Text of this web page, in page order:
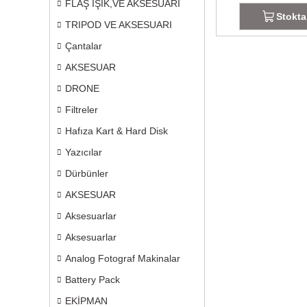
FLAŞ IŞIK,VE AKSESUARI
TRIPOD VE AKSESUARI
Çantalar
AKSESUAR
DRONE
Filtreler
Hafıza Kart & Hard Disk
Yazıcılar
Dürbünler
AKSESUAR
Aksesuarlar
Aksesuarlar
Analog Fotograf Makinalar
Battery Pack
EKİPMAN